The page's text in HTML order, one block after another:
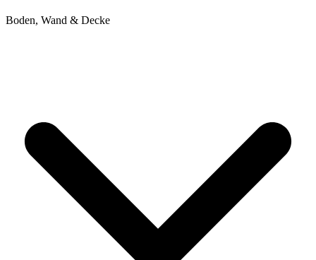
Boden, Wand & Decke